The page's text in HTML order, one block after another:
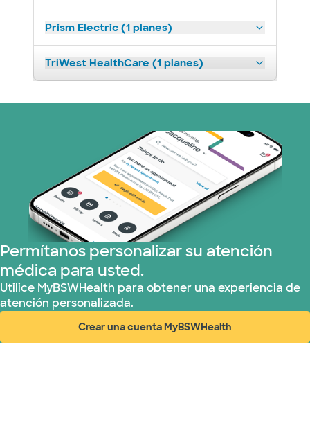
Prism Electric (1 planes)
TriWest HealthCare (1 planes)
Permítanos personalizar su atención
médica para usted.
Utilice MyBSWHealth para obtener una experiencia de
atención personalizada.
Crear una cuenta MyBSWHealth
(abre en ventana nueva)